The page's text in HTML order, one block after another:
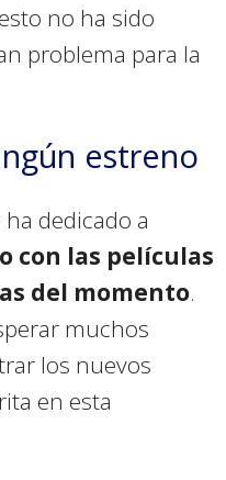
no ha sido
problema para la
estreno
dedicado a
con las películas
del momento.
muchos
los nuevos
en esta